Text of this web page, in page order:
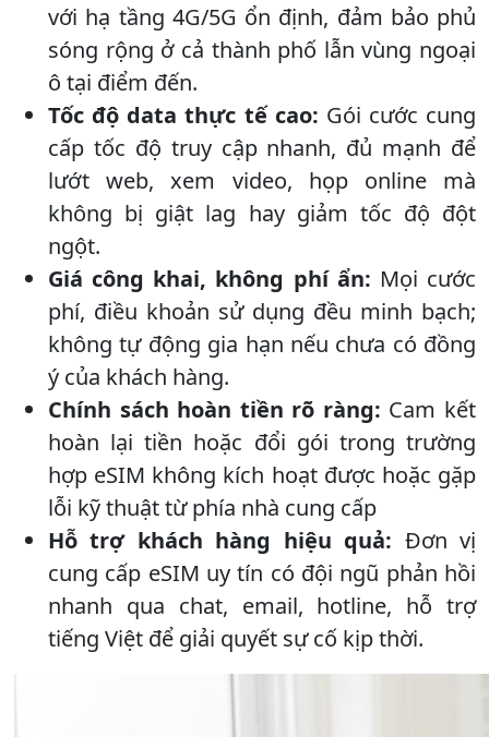
với hạ tầng 4G/5G ổn định, đảm bảo phủ
sóng rộng ở cả thành phố lẫn vùng ngoại
ô tại điểm đến.
Tốc độ data thực tế cao: Gói cước cung
cấp tốc độ truy cập nhanh, đủ mạnh để
lướt web, xem video, họp online mà
không bị giật lag hay giảm tốc độ đột
ngột.
Giá công khai, không phí ẩn: Mọi cước
phí, điều khoản sử dụng đều minh bạch;
không tự động gia hạn nếu chưa có đồng
ý của khách hàng.
Chính sách hoàn tiền rõ ràng: Cam kết
hoàn lại tiền hoặc đổi gói trong trường
hợp eSIM không kích hoạt được hoặc gặp
lỗi kỹ thuật từ phía nhà cung cấp
Hỗ trợ khách hàng hiệu quả: Đơn vị
cung cấp eSIM uy tín có đội ngũ phản hồi
nhanh qua chat, email, hotline, hỗ trợ
tiếng Việt để giải quyết sự cố kịp thời.